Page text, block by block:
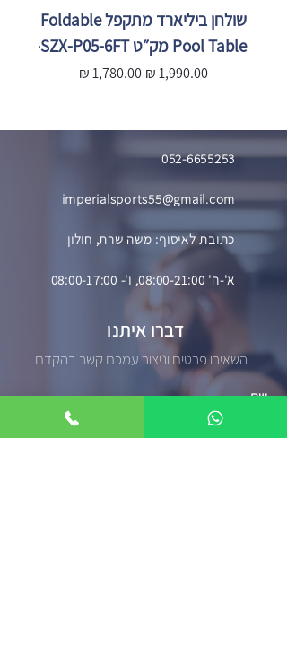
שולחן ביליארד מתקפל Foldable
Pool Table מק״ט SZX-P05-6FT
מחיר רגיל מחיר מבצע
P05-
052-6655253
imperialsports55@gmail.com
כתובת לאיסוף: משה שרת, חולון
א'-ה' 08:00-21:00, ו'- 08:00-17:00
דברו איתנו
השאירו פרטים וניצור עמכם קשר בהקדם